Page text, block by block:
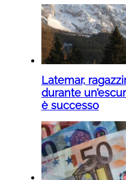
Latemar,
durante
è successo